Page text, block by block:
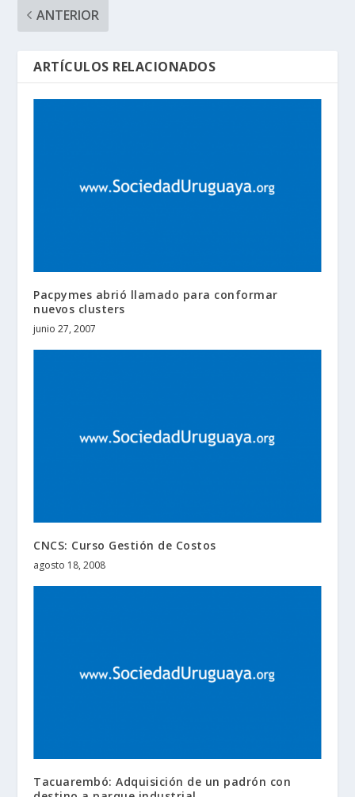
ANTERIOR
ARTÍCULOS RELACIONADOS
Pacpymes abrió llamado para conformar
nuevos clusters
junio 27, 2007
CNCS: Curso Gestión de Costos
agosto 18, 2008
Tacuarembó: Adquisición de un padrón con